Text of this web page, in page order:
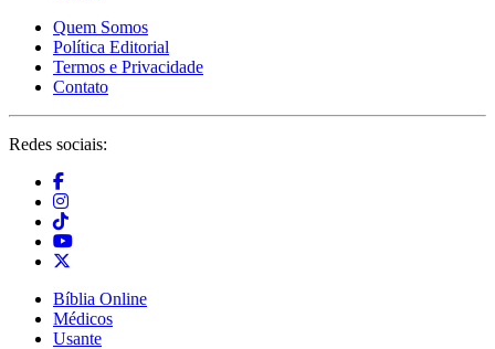
Quem Somos
Política Editorial
Termos e Privacidade
Contato
Redes sociais:
Bíblia Online
Médicos
Usante